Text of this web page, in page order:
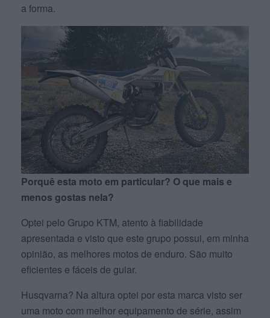
a forma.
Porquê esta moto em particular? O que mais e
menos gostas nela?
Optei pelo Grupo KTM, atento à fiabilidade
apresentada e visto que este grupo possui, em minha
opinião, as melhores motos de enduro. São muito
eficientes e fáceis de guiar.
Husqvarna? Na altura optei por esta marca visto ser
uma moto com melhor equipamento de série, assim